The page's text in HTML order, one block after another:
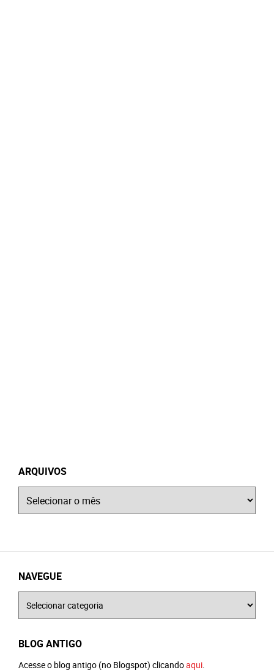
ARQUIVOS
NAVEGUE
BLOG ANTIGO
Acesse o blog antigo (no Blogspot) clicandoaqui.